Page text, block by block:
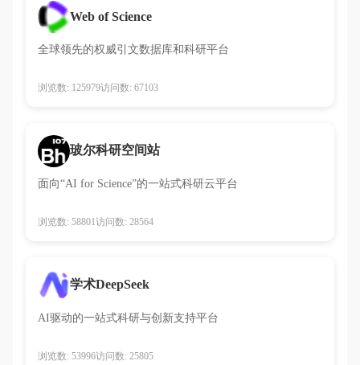
Web of Science
全球领先的权威引文数据库和科研平台
浏览数: 125979访问数: 67103
玻尔科研空间站
面向“AI for Science”的一站式科研云平台
浏览数: 58801访问数: 28564
学术DeepSeek
AI驱动的一站式科研与创新支持平台
浏览数: 53996访问数: 25805